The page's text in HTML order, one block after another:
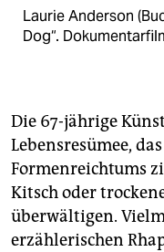
Laurie Anderson
Dog“.
Die 67-jährige
Lebensresümee,
Formenreichtums
Kitsch oder
überwältigen.
erzählerischen